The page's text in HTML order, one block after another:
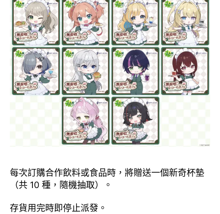
每次訂購合作飲料或食品時，將贈送一個新奇杯墊
（共 10 種，隨機抽取）。
存貨用完時即停止派發。